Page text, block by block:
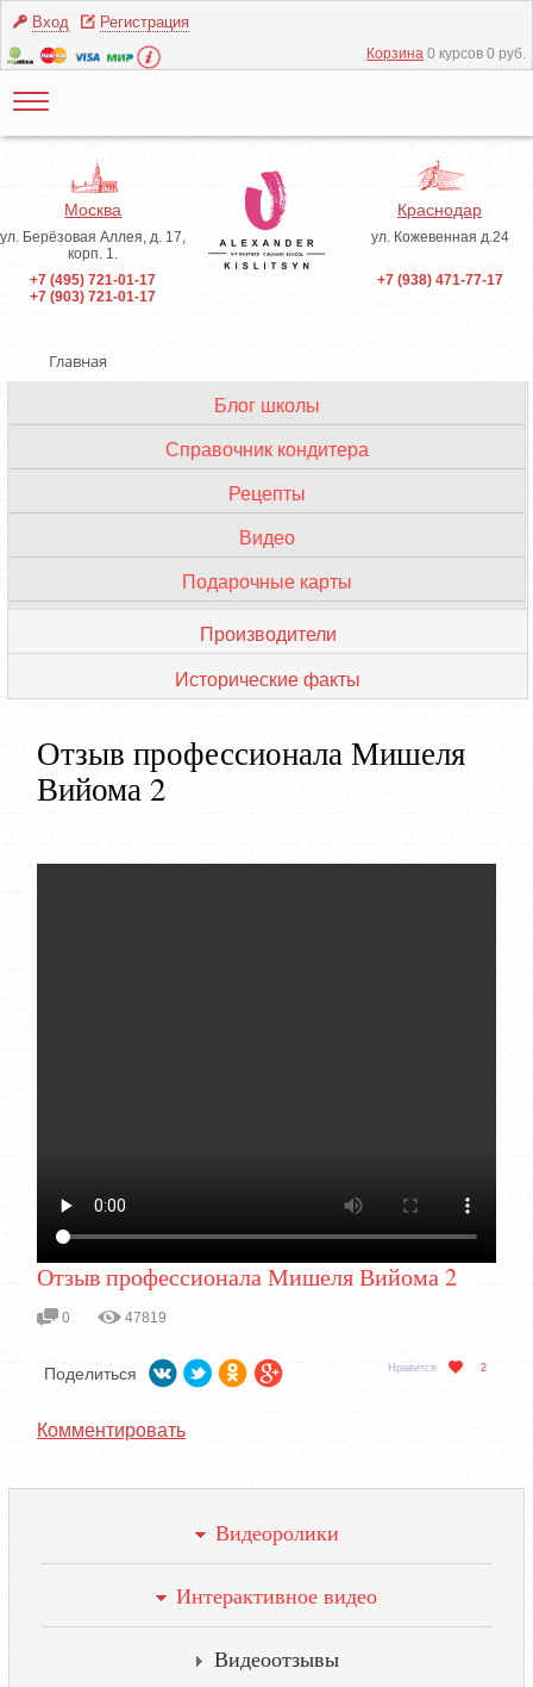
Вход Регистрация
Корзина 0 курсов 0 руб.
Москва
ул. Берёзовая Аллея, д. 17,
корп. 1.
+7 (495) 721-01-17
+7 (903) 721-01-17
Краснодар
ул. Кожевенная д.24
+7 (938) 471-77-17
Главная
Блог школы
Справочник кондитера
Рецепты
Видео
Подарочные карты
Инструменты
Ингредиенты
Профессиональные термины
VIP мастера
Обзор кондитерских
Производители
Исторические факты
Отзыв профессионала Мишеля
Вийома 2
Отзыв профессионала Мишеля Вийома 2
0 47819
Поделиться Нравится 2
Комментировать
Видеоролики
Интерактивное видео
Видеоотзывы